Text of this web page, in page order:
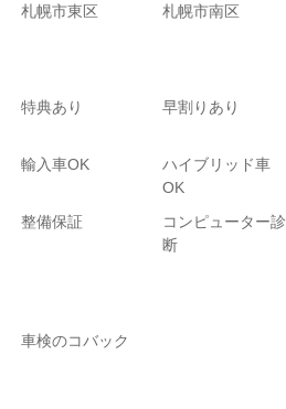
札幌市東区 札幌市南区
特典あり 早割りあり
輸入車OK
ハイブリッド車
OK
整備保証
コンピューター診
断
車検のコバック